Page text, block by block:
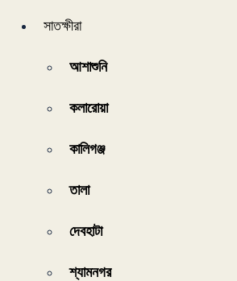
সাতক্ষীরা
আশাশুনি
কলারোয়া
কালিগঞ্জ
তালা
দেবহাটা
শ্যামনগর